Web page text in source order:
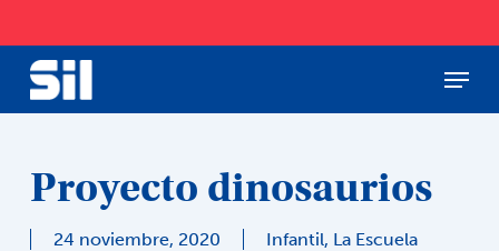
main
content
Menu
Proyecto dinosaurios
24 noviembre, 2020 Infantil, La Escuela
Close
Menu